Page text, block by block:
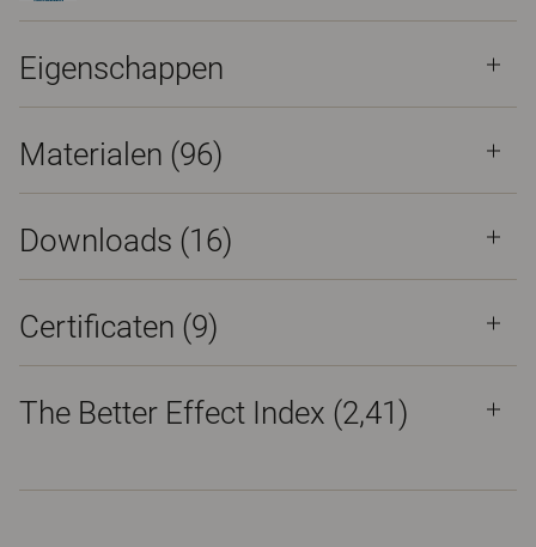
Eigenschappen
Materialen (96)
Downloads (16)
Certificaten (9)
The Better Effect Index (2,41)